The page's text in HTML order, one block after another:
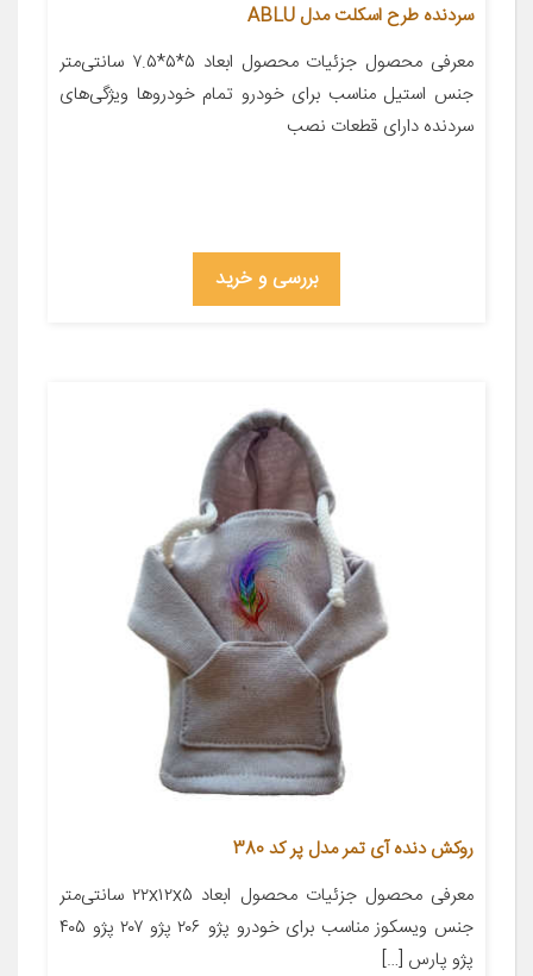
سردنده طرح اسکلت مدل ABLU
معرفی محصول جزئیات محصول ابعاد ۵*۵*۷.۵ سانتی‌متر
جنس استیل مناسب برای خودرو تمام خودروها ویژگی‌های
سردنده دارای قطعات نصب
بررسی و خرید
روکش دنده آی تمر مدل پر کد 380
معرفی محصول جزئیات محصول ابعاد ۲۲x۱۲x۵ سانتی‌متر
جنس ویسکوز مناسب برای خودرو پژو ۲۰۶ پژو ۲۰۷ پژو ۴۰۵
پژو پارس […]